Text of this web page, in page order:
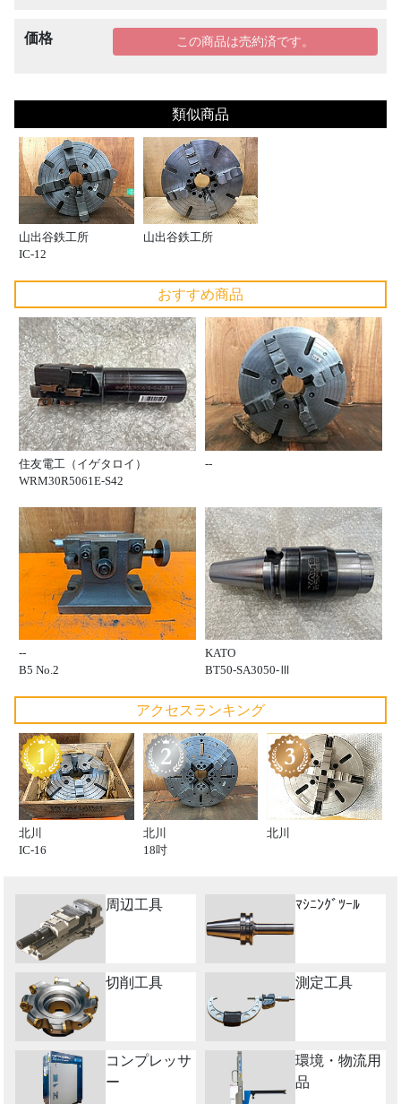
価格 この商品は売約済です。
類似商品
山出谷鉄工所
IC-12
山出谷鉄工所
おすすめ商品
住友電工（イゲタロイ）
WRM30R5061E-S42
--
--
B5 No.2
KATO
BT50-SA3050-Ⅲ
アクセスランキング
北川
IC-16
北川
18吋
北川
周辺工具 ﾏｼﾆﾝｸﾞﾂｰﾙ
切削工具 測定工具
コンプレッサ
ー
環境・物流用
品